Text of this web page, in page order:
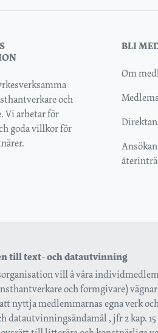
och
Vi arbetar för
goda villkor för
BLI
Om
till text- och datautvinning
vill å våra
och formgivare) vägnar
nyttja medlemmarnas egna verk
datautvinningsändamål , jfr 2 kap. 15